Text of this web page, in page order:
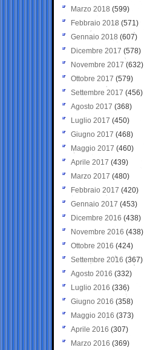
Marzo 2018 (599)
Febbraio 2018 (571)
Gennaio 2018 (607)
Dicembre 2017 (578)
Novembre 2017 (632)
Ottobre 2017 (579)
Settembre 2017 (456)
Agosto 2017 (368)
Luglio 2017 (450)
Giugno 2017 (468)
Maggio 2017 (460)
Aprile 2017 (439)
Marzo 2017 (480)
Febbraio 2017 (420)
Gennaio 2017 (453)
Dicembre 2016 (438)
Novembre 2016 (438)
Ottobre 2016 (424)
Settembre 2016 (367)
Agosto 2016 (332)
Luglio 2016 (336)
Giugno 2016 (358)
Maggio 2016 (373)
Aprile 2016 (307)
Marzo 2016 (369)